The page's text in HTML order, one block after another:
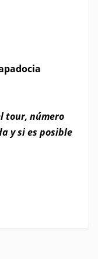
tour, número
y si es posible